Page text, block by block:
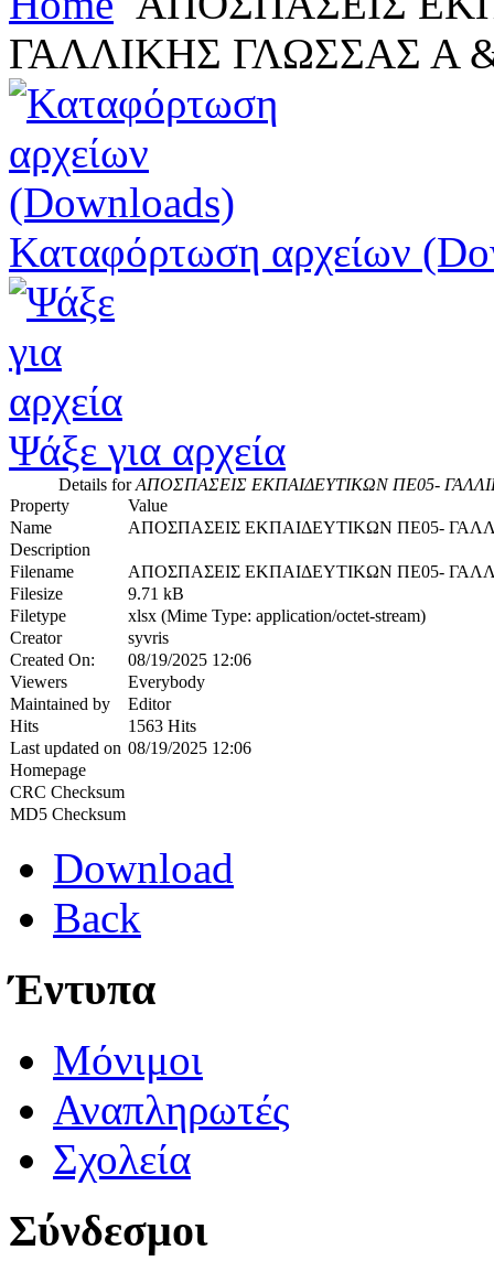
ΓΑΛΛΙΚΗΣ ΓΛΩΣΣΑΣ Α
Καταφόρτωση αρχείων
Ψάξε για αρχεία
Details forΑΠΟΣΠΑΣΕΙΣ ΕΚΠΑΙΔΕΥΤΙΚΩΝ ΠΕ05-
Property
Value
Name
ΑΠΟΣΠΑΣΕΙΣ ΕΚΠΑΙΔΕΥΤΙΚΩΝ ΠΕ05-
Description
Filename
ΑΠΟΣΠΑΣΕΙΣ ΕΚΠΑΙΔΕΥΤΙΚΩΝ ΠΕ05-
Filesize
9.71 kB
Filetype
xlsx (Mime Type: application/octet-stream)
Creator
syvris
Created On:
08/19/2025 12:06
Viewers
Everybody
Maintained by
Editor
Hits
1563 Hits
Last updated on 08/19/2025 12:06
Homepage
CRC Checksum
MD5 Checksum
Download
Back
Έντυπα
Μόνιμοι
Αναπληρωτές
Σχολεία
Σύνδεσμοι